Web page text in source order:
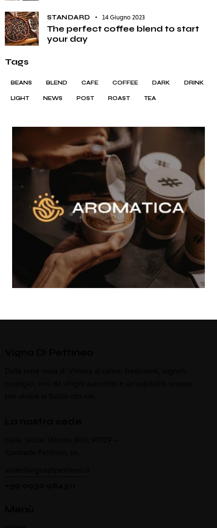
STANDARD 14 Giugno 2023
The perfect coffee blend to start
your day
Tags
BEANS BLEND CAFE COFFEE DARK DRINK
LIGHT NEWS POST ROAST TEA